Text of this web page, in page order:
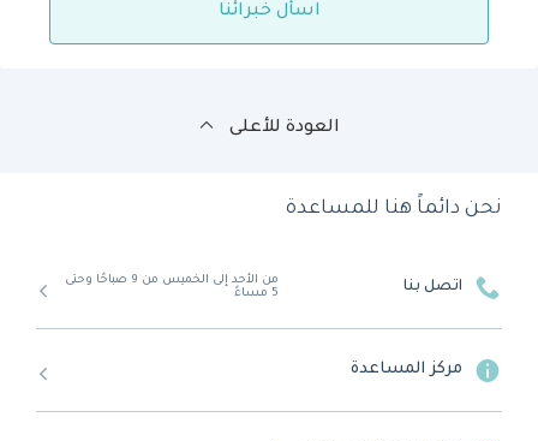
اسأل خبرائنا
العودة للأعلى
نحن دائماً هنا للمساعدة
اتصل بنا
من الأحد إلى الخميس من 9 صباحًا وحتى
5 مساءً
مركز المساعدة